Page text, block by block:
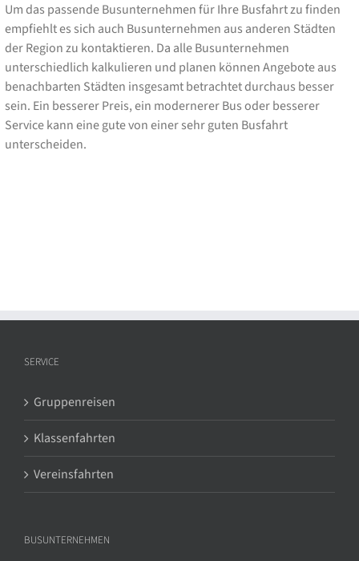
Um das passende Busunternehmen für Ihre Busfahrt zu finden
empfiehlt es sich auch Busunternehmen aus anderen Städten
der Region zu kontaktieren. Da alle Busunternehmen
unterschiedlich kalkulieren und planen können Angebote aus
benachbarten Städten insgesamt betrachtet durchaus besser
sein. Ein besserer Preis, ein modernerer Bus oder besserer
Service kann eine gute von einer sehr guten Busfahrt
unterscheiden.
SERVICE
Gruppenreisen
Klassenfahrten
Vereinsfahrten
BUSUNTERNEHMEN